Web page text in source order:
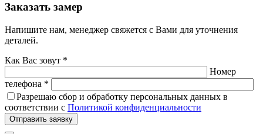
Заказать замер
Напишите нам, менеджер свяжется с Вами для уточнения
деталей.
Как Вас зовут *
Номер
телефона *
Разрешаю сбор и обработку персональных данных в
соответствии с Политикой конфиденциальности
Отправить заявку